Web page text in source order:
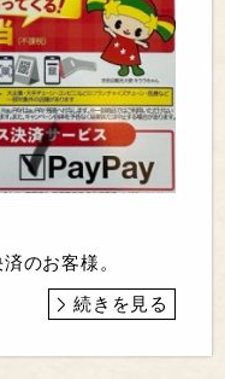
のお客様。
続きを見る